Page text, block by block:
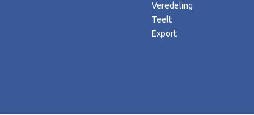
Veredeling
Teelt
Export